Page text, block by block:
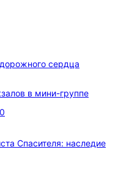
сердца
в мини-группе